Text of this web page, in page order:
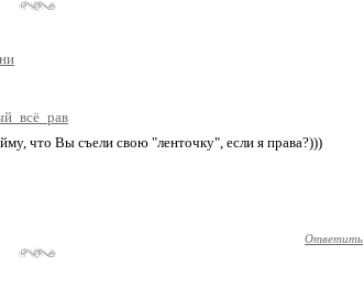
что Вы съели свою "ленточку", если я права?)))
Ответить